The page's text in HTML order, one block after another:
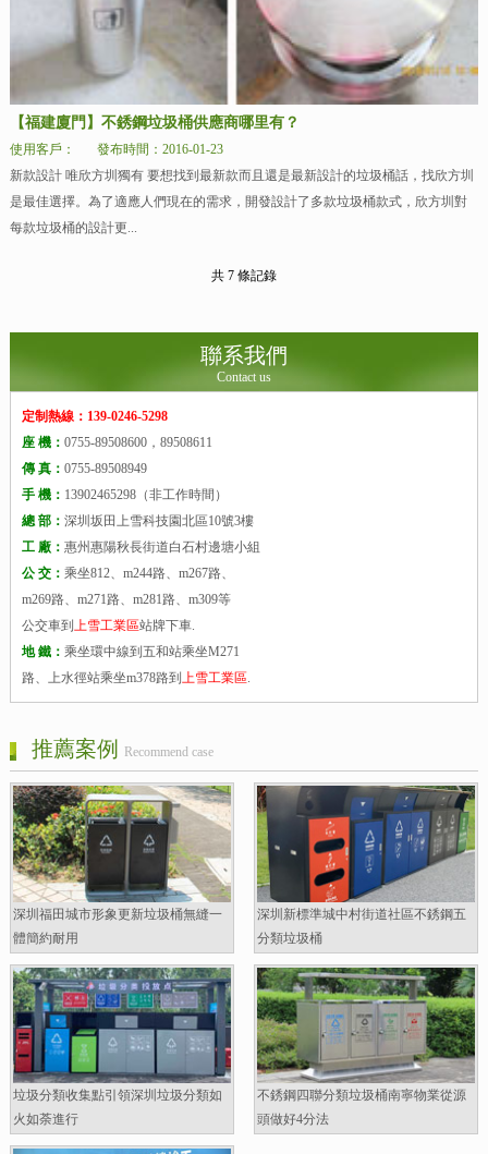
【福建廈門】不銹鋼垃圾桶供應商哪里有？
使用客戶：
發布時間：2016-01-23
新款設計 唯欣方圳獨有 要想找到最新款而且還是最新設計的垃圾桶話，找欣方圳
是最佳選擇。為了適應人們現在的需求，開發設計了多款垃圾桶款式，欣方圳對
每款垃圾桶的設計更...
共 7 條記錄
聯系我們
Contact us
定制熱線：139-0246-5298
座 機： 0755-89508600，89508611
傳 真： 0755-89508949
手 機： 13902465298（非工作時間）
總 部： 深圳坂田上雪科技園北區10號3樓
工 廠： 惠州惠陽秋長街道白石村邊塘小組
公 交： 乘坐812、m244路、m267路、
m269路、m271路、m281路、m309等
公交車到 上雪工業區站牌下車.
地 鐵： 乘坐環中線到五和站乘坐M271
路、上水徑站乘坐m378路到 上雪工業區.
推薦案例 Recommend case
深圳福田城市形象更新垃圾桶無縫一
體簡約耐用
深圳新標準城中村街道社區不銹鋼五
分類垃圾桶
垃圾分類收集點引領深圳垃圾分類如
火如荼進行
不銹鋼四聯分類垃圾桶南寧物業從源
頭做好4分法